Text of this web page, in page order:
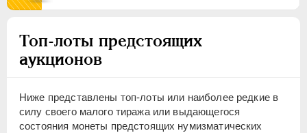
Топ-лоты предстоящих
аукционов
Ниже представлены топ-лоты или наиболее редкие в
силу своего малого тиража или выдающегося
состояния монеты предстоящих нумизматических
АЛЕКСАНДР I 1801-1825
АЛЕКСАНДР II 1855-1881
АЛЕКСАНДР III 1881-1894
ВРЕМЕННОЕ ПРАВ. 1917-1918
ИНОСТРАННЫЕ
1768-1918